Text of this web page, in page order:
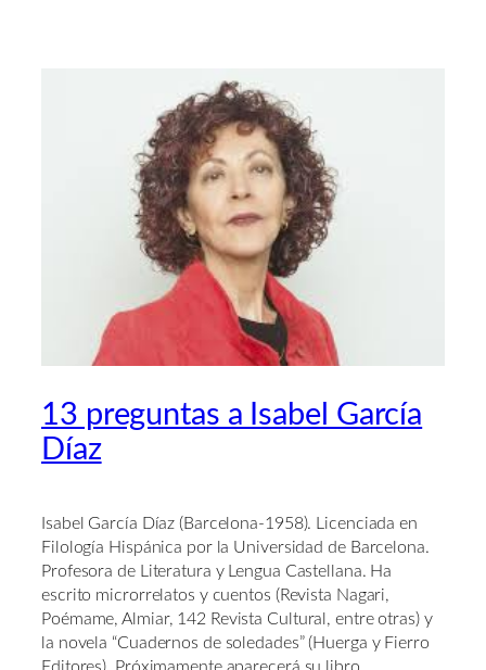
13 preguntas a Isabel García
Díaz
Isabel García Díaz (Barcelona-1958). Licenciada en
Filología Hispánica por la Universidad de Barcelona.
Profesora de Literatura y Lengua Castellana. Ha
escrito microrrelatos y cuentos (Revista Nagari,
Poémame, Almiar, 142 Revista Cultural, entre otras) y
la novela “Cuadernos de soledades” (Huerga y Fierro